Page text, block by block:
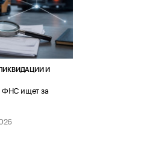
И
ФНС ищет за